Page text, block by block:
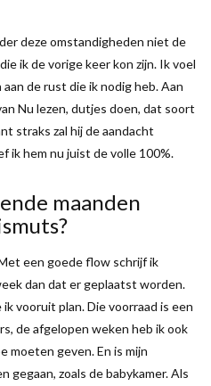
deze omstandigheden niet de
ik de vorige keer kon zijn. Ik voel
de rust die ik nodig heb. Aan
Nu lezen, dutjes doen, dat soort
straks zal hij de aandacht
ik hem nu juist de volle 100%.
maanden
een goede flow schrijf ik
dan dat er geplaatst worden.
vooruit plan. Die voorraad is een
de afgelopen weken heb ik ook
moeten geven. En is mijn
gegaan, zoals de babykamer. Als